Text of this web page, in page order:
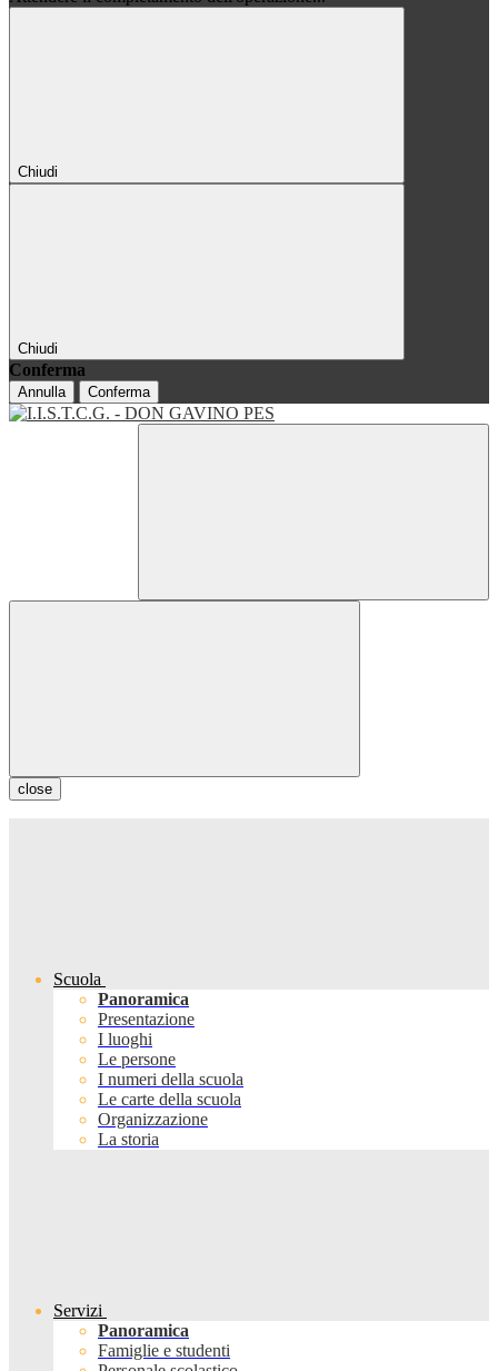
Chiudi
Chiudi
Conferma
Annulla Conferma
close
Scuola
Panoramica
Presentazione
I luoghi
Le persone
I numeri della scuola
Le carte della scuola
Organizzazione
La storia
Servizi
Panoramica
Famiglie e studenti